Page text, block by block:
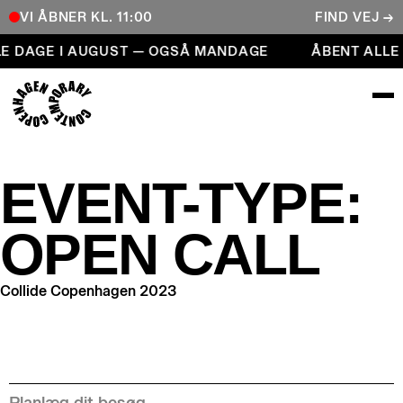
VI ÅBNER KL. 11:00 FIND VEJ →
Åbent alle dage i august — også mandage
DAGE I AUGUST — OGSÅ MANDAGE ÅBENT
EVENT-TYPE:
OPEN CALL
Collide Copenhagen 2023